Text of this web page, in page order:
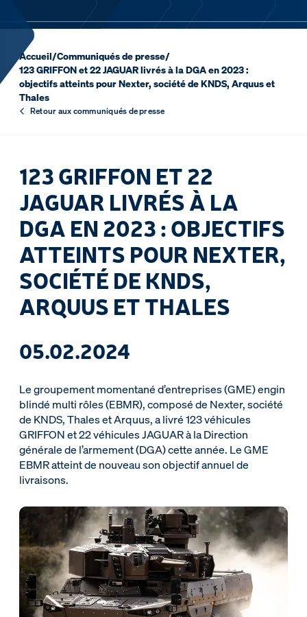
Accueil/Communiqués de presse/
123 GRIFFON et 22 JAGUAR livrés à la DGA en 2023 :
objectifs atteints pour Nexter, société de KNDS, Arquus et
Thales
Retour aux communiqués de presse
123 GRIFFON ET 22
JAGUAR LIVRÉS À LA
DGA EN 2023 : OBJECTIFS
ATTEINTS POUR NEXTER,
SOCIÉTÉ DE KNDS,
ARQUUS ET THALES
05.02.2024
Le groupement momentané d’entreprises (GME) engin
blindé multi rôles (EBMR), composé de Nexter, société
de KNDS, Thales et Arquus, a livré 123 véhicules
GRIFFON et 22 véhicules JAGUAR à la Direction
générale de l’armement (DGA) cette année. Le GME
EBMR atteint de nouveau son objectif annuel de
livraisons.